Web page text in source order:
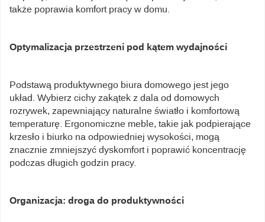
także poprawia komfort pracy w domu.
Optymalizacja przestrzeni pod kątem wydajności
Podstawą produktywnego biura domowego jest jego
układ. Wybierz cichy zakątek z dala od domowych
rozrywek, zapewniający naturalne światło i komfortową
temperaturę. Ergonomiczne meble, takie jak podpierające
krzesło i biurko na odpowiedniej wysokości, mogą
znacznie zmniejszyć dyskomfort i poprawić koncentrację
podczas długich godzin pracy.
Organizacja: droga do produktywności